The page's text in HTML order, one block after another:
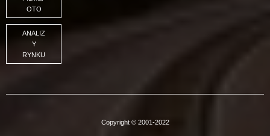
OTO
ANALIZ
Y
RYNKU
Copyright © 2001-2022